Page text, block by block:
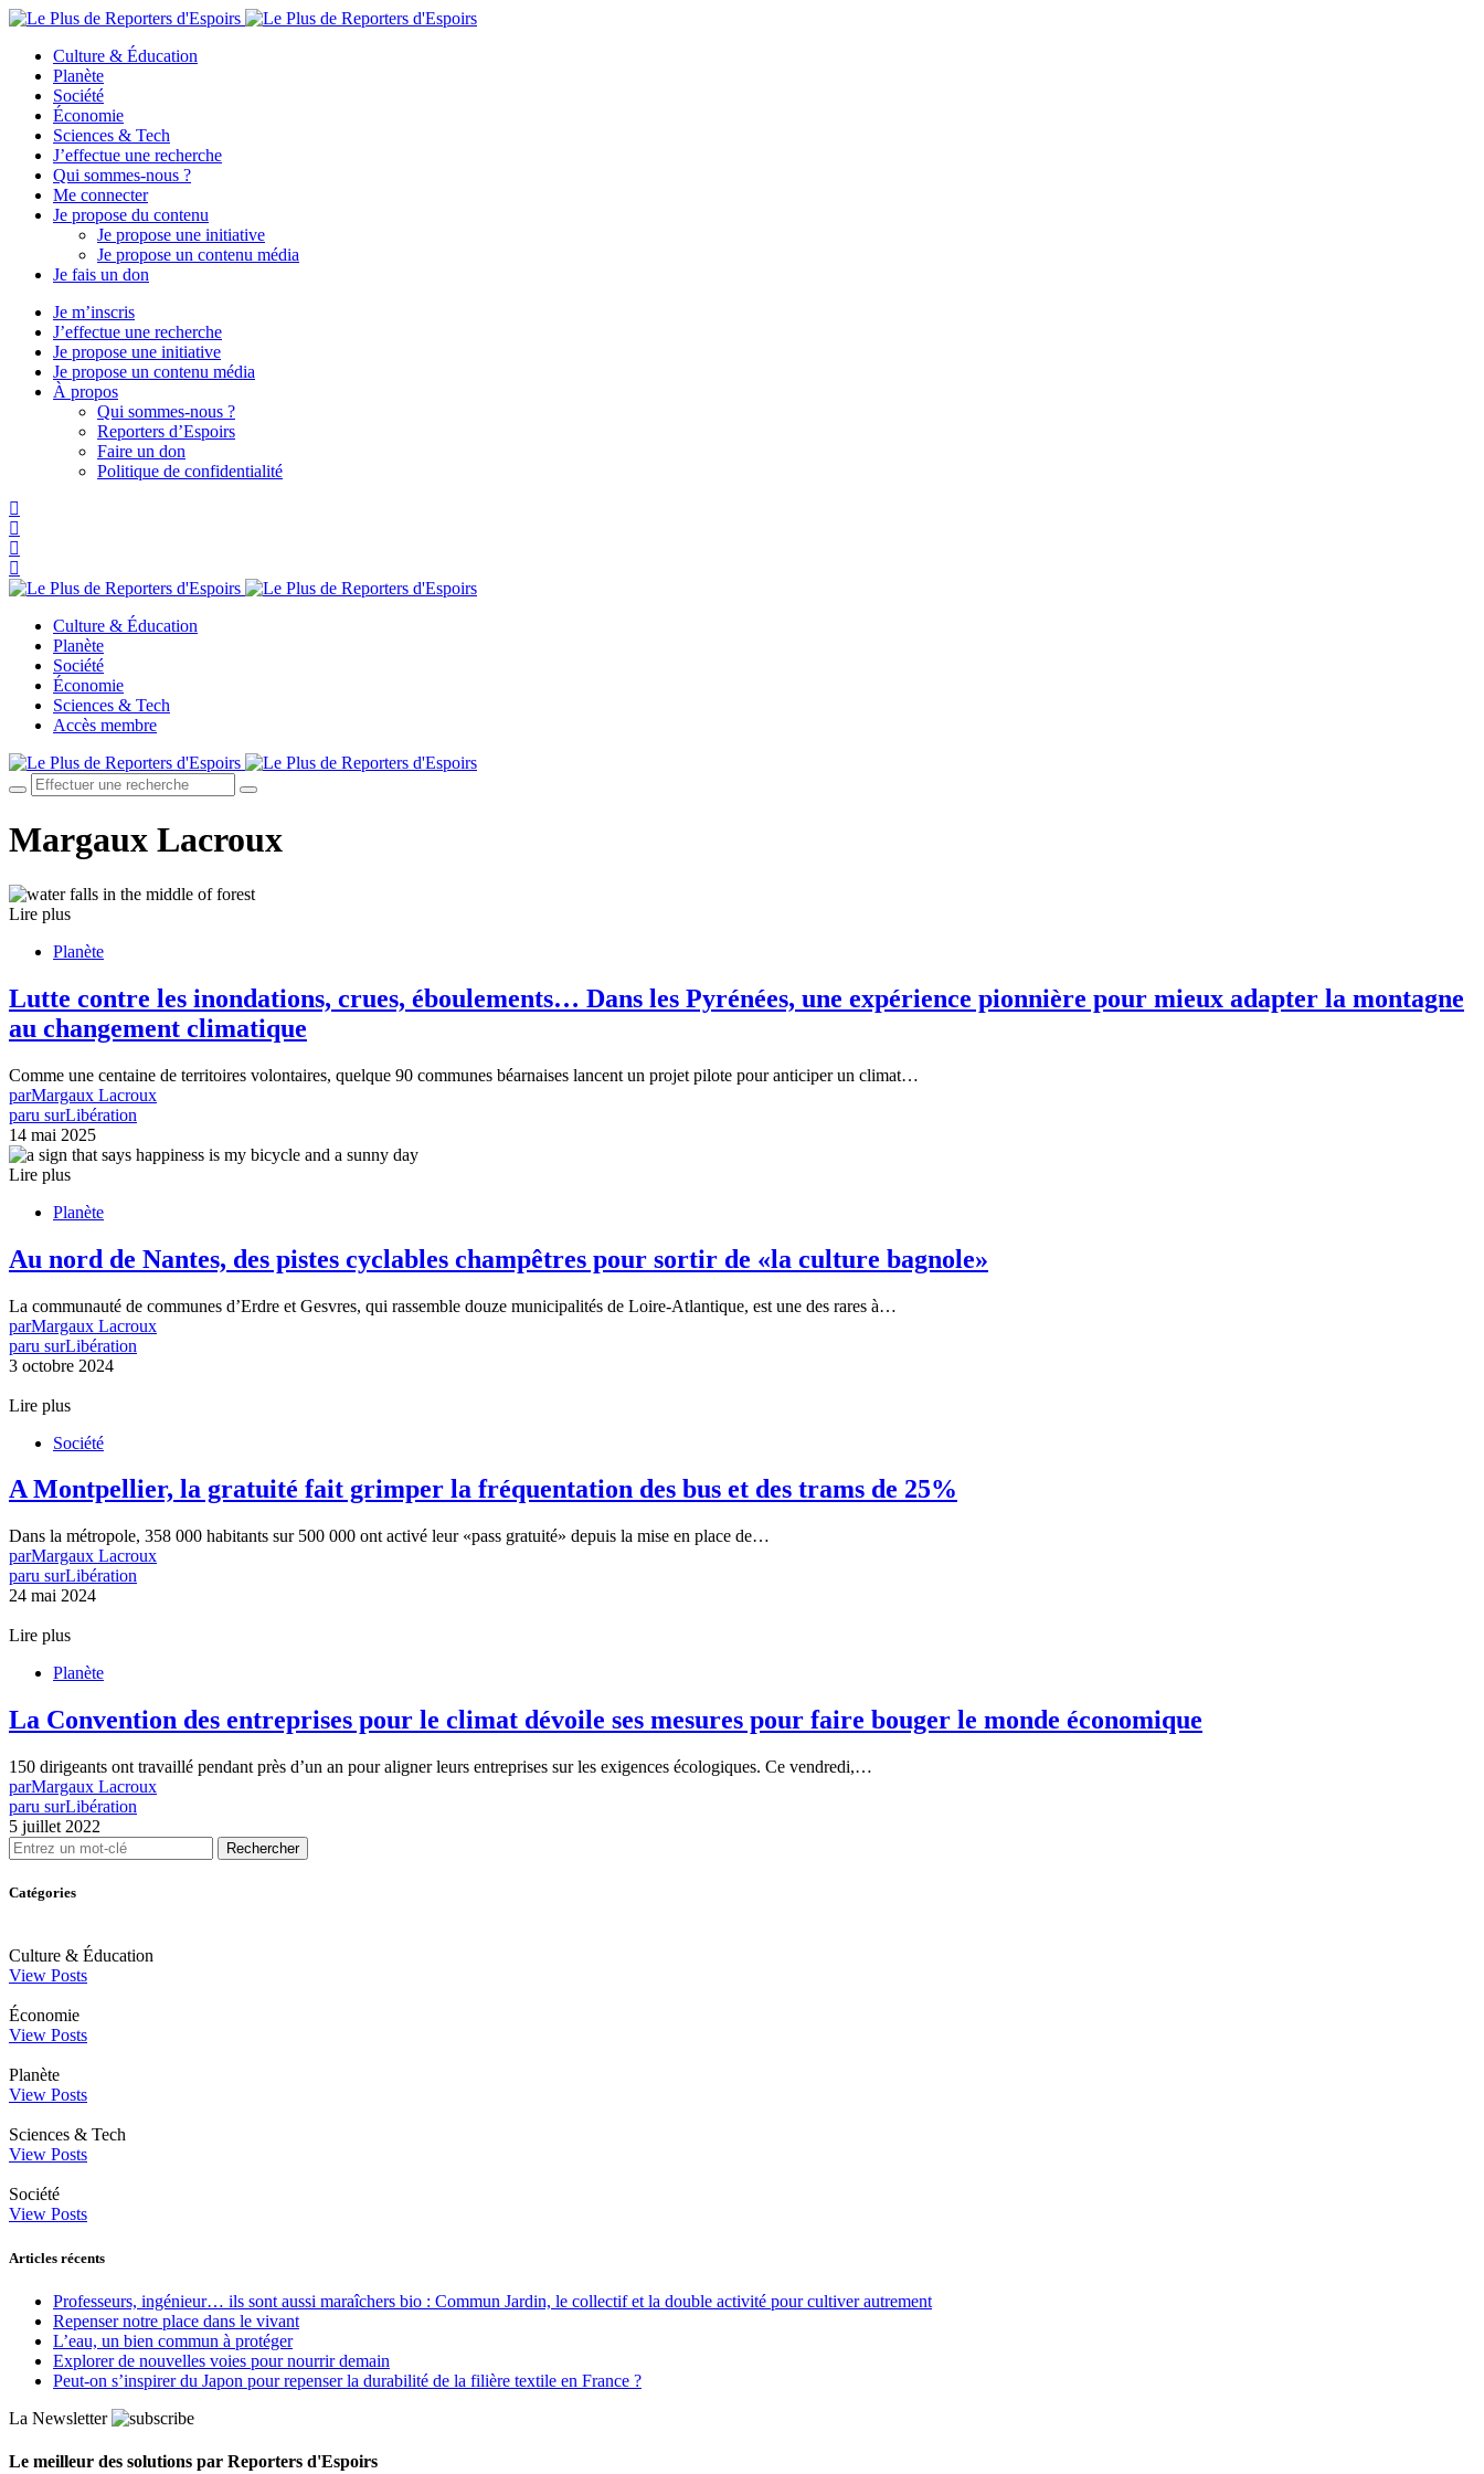
Culture & Éducation
Planète
Société
Économie
Sciences & Tech
J’effectue une recherche
Qui sommes-nous ?
Me connecter
Je propose du contenu
Je propose une initiative
Je propose un contenu média
Je fais un don
Je m’inscris
J’effectue une recherche
Je propose une initiative
Je propose un contenu média
À propos
Qui sommes-nous ?
Reporters d’Espoirs
Faire un don
Politique de confidentialité
Culture & Éducation
Planète
Société
Économie
Sciences & Tech
Accès membre
Margaux Lacroux
Lire plus
Planète
Lutte contre les inondations, crues, éboulements… Dans les Pyrénées, une expérience pionnière pour mieux adapter la montagne
au changement climatique
Comme une centaine de territoires volontaires, quelque 90 communes béarnaises lancent un projet pilote pour anticiper un climat…
parMargaux Lacroux
paru surLibération
14 mai 2025
Lire plus
Planète
Au nord de Nantes, des pistes cyclables champêtres pour sortir de «la culture bagnole»
La communauté de communes d’Erdre et Gesvres, qui rassemble douze municipalités de Loire-Atlantique, est une des rares à…
parMargaux Lacroux
paru surLibération
3 octobre 2024
Lire plus
Société
A Montpellier, la gratuité fait grimper la fréquentation des bus et des trams de 25%
Dans la métropole, 358 000 habitants sur 500 000 ont activé leur «pass gratuité» depuis la mise en place de…
parMargaux Lacroux
paru surLibération
24 mai 2024
Lire plus
Planète
La Convention des entreprises pour le climat dévoile ses mesures pour faire bouger le monde économique
150 dirigeants ont travaillé pendant près d’un an pour aligner leurs entreprises sur les exigences écologiques. Ce vendredi,…
parMargaux Lacroux
paru surLibération
5 juillet 2022
Rechercher
Catégories
Culture & Éducation
View Posts
Économie
View Posts
Planète
View Posts
Sciences & Tech
View Posts
Société
View Posts
Articles récents
Professeurs, ingénieur… ils sont aussi maraîchers bio : Commun Jardin, le collectif et la double activité pour cultiver autrement
Repenser notre place dans le vivant
L’eau, un bien commun à protéger
Explorer de nouvelles voies pour nourrir demain
Peut‑on s’inspirer du Japon pour repenser la durabilité de la filière textile en France ?
La Newsletter
Le meilleur des solutions par Reporters d'Espoirs